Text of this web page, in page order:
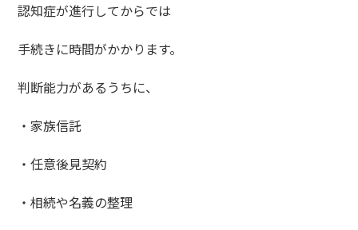
認知症が進行してからでは
手続きに時間がかかります。
判断能力があるうちに、
・家族信託
・任意後見契約
・相続や名義の整理